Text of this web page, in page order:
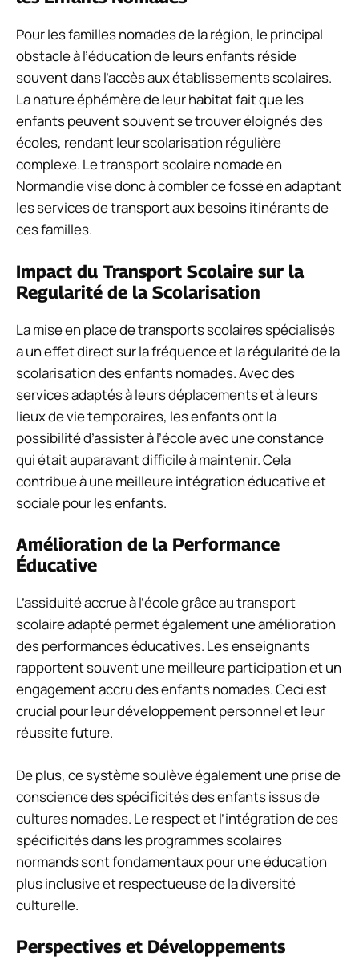
Pour les familles nomades de la région, le principal
obstacle à l’éducation de leurs enfants réside
souvent dans l’accès aux établissements scolaires.
La nature éphémère de leur habitat fait que les
enfants peuvent souvent se trouver éloignés des
écoles, rendant leur scolarisation régulière
complexe. Le transport scolaire nomade en
Normandie vise donc à combler ce fossé en adaptant
les services de transport aux besoins itinérants de
ces familles.
Impact du Transport Scolaire sur la
Regularité de la Scolarisation
La mise en place de transports scolaires spécialisés
a un effet direct sur la fréquence et la régularité de la
scolarisation des enfants nomades. Avec des
services adaptés à leurs déplacements et à leurs
lieux de vie temporaires, les enfants ont la
possibilité d’assister à l’école avec une constance
qui était auparavant difficile à maintenir. Cela
contribue à une meilleure intégration éducative et
sociale pour les enfants.
Amélioration de la Performance
Éducative
L’assiduité accrue à l’école grâce au transport
scolaire adapté permet également une amélioration
des performances éducatives. Les enseignants
rapportent souvent une meilleure participation et un
engagement accru des enfants nomades. Ceci est
crucial pour leur développement personnel et leur
réussite future.
De plus, ce système soulève également une prise de
conscience des spécificités des enfants issus de
cultures nomades. Le respect et l’intégration de ces
spécificités dans les programmes scolaires
normands sont fondamentaux pour une éducation
plus inclusive et respectueuse de la diversité
culturelle.
Perspectives et Développements